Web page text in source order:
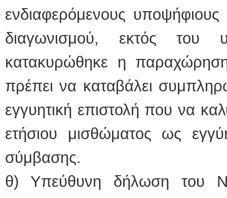
ενδιαφερόμενους
διαγωνισμού, εκτός του
κατακυρώθηκε η
πρέπει να καταβάλει
εγγυητική επιστολή που να
ετήσιου μισθώματος ως
σύμβασης.
θ) Υπεύθυνη δήλωση του